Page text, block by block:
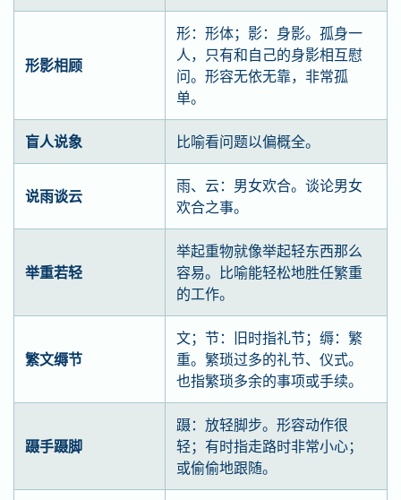
形影相顾
形：形体；影：身影。孤身一
人，只有和自己的身影相互慰
问。形容无依无靠，非常孤
单。
盲人说象 比喻看问题以偏概全。
说雨谈云
雨、云：男女欢合。谈论男女
欢合之事。
举重若轻
举起重物就像举起轻东西那么
容易。比喻能轻松地胜任繁重
的工作。
繁文缛节
文；节：旧时指礼节；缛：繁
重。繁琐过多的礼节、仪式。
也指繁琐多余的事项或手续。
蹑手蹑脚
蹑：放轻脚步。形容动作很
轻；有时指走路时非常小心；
或偷偷地跟随。